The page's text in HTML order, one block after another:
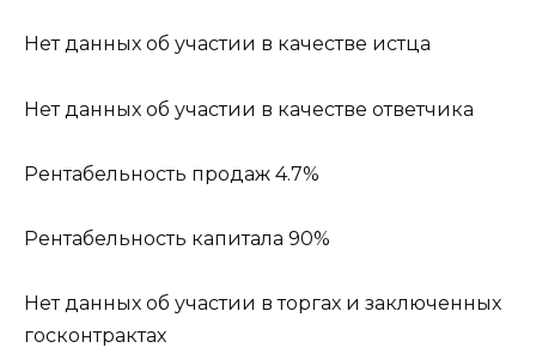
Нет данных об участии в качестве истца
Нет данных об участии в качестве ответчика
Рентабельность продаж 4.7%
Рентабельность капитала 90%
Нет данных об участии в торгах и заключенных
госконтрактах